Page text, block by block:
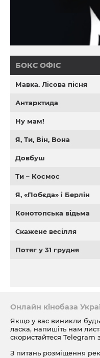
БОКС ОФІС
Мавка. Лісова пісня
Антарктида
Ну мам!
Я, Ти, Він, Вона
Довбуш
Ти – Космос
Я, «Побєда» і Берлін
Конотопська відьма
Скажене весілля
Потяг у 31 грудня
Онлайн кінобаза
Якщо у вас виникли
ласка, напишіть нам
скористайтеся Telegram
З питань розміщення